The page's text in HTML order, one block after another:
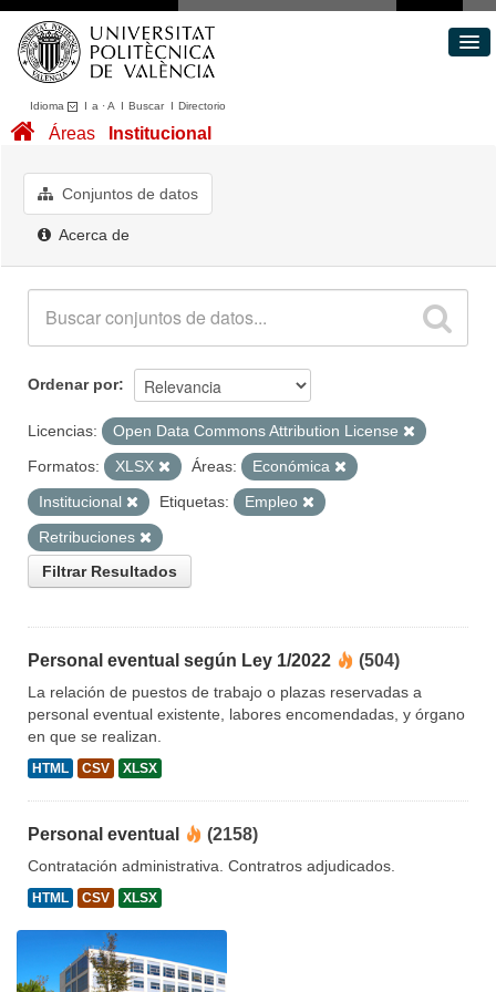
Idioma I a ·A I BuscarI Directorio
Conjuntos de datos
Acerca de
Áreas Institucional
Conjuntos de datos
Acerca de
Ordenar por
Licencias:
Open Data Commons Attribution License
Formatos:
XLSX Áreas:
Económica
Institucional
Etiquetas:
Empleo
Retribuciones
Filtrar Resultados
Personal eventual según Ley 1/2022 (504)
La relación de puestos de trabajo o plazas reservadas a
personal eventual existente, labores encomendadas, y órgano
en que se realizan.
HTML CSV XLSX
Personal eventual (2158)
Contratación administrativa. Contratros adjudicados.
HTML CSV XLSX